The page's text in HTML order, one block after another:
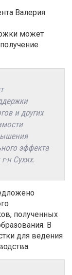
Валерия
может
и других
эффекта
н Сухих.
полученных
В
для ведения